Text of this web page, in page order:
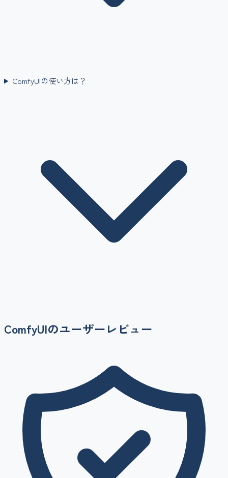
ComfyUIの使い方は？
ComfyUIのユーザーレビュー